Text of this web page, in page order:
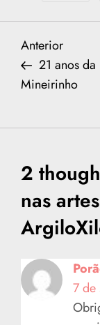
N
a
g
a
ã
Previous
Post
Anterior
21 anos
Mineirinho
2
nas
7 de